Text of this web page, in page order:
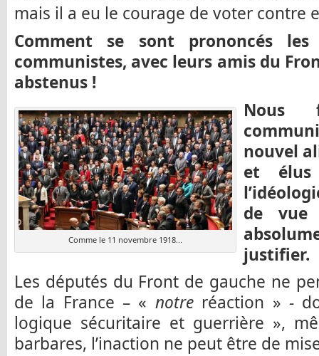
mais il a eu le courage de voter contre
Comment se sont prononcés
communistes, avec leurs amis du
abstenus !
Comme le 11 novembre 1918...
Nous
nouvel
et
de vue
justifier.
Les députés du Front de gauche ne
de la France – « notre réaction » -
logique sécuritaire et guerrière »,
barbares, l’inaction ne peut être de